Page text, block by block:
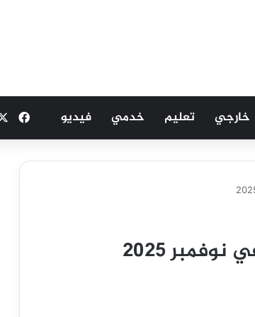
خارجي تعليم خدمي فيديو